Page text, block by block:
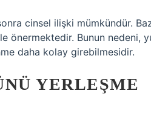
cinsel ilişki mümkündür.
önermektedir. Bunun nedeni,
daha kolay girebilmesidir.
YERLEŞME